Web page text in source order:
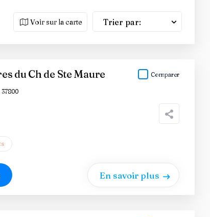
Voir sur la carte Trier par:
du Ch de Ste Maure Comparer
En savoir plus